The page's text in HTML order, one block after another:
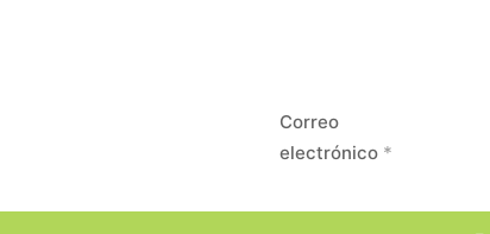
Correo
electrónico *